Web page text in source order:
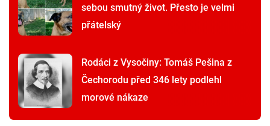
sebou smutný život. Přesto je velmi
přátelský
Rodáci z Vysočiny: Tomáš Pešina z
Čechorodu před 346 lety podlehl
morové nákaze